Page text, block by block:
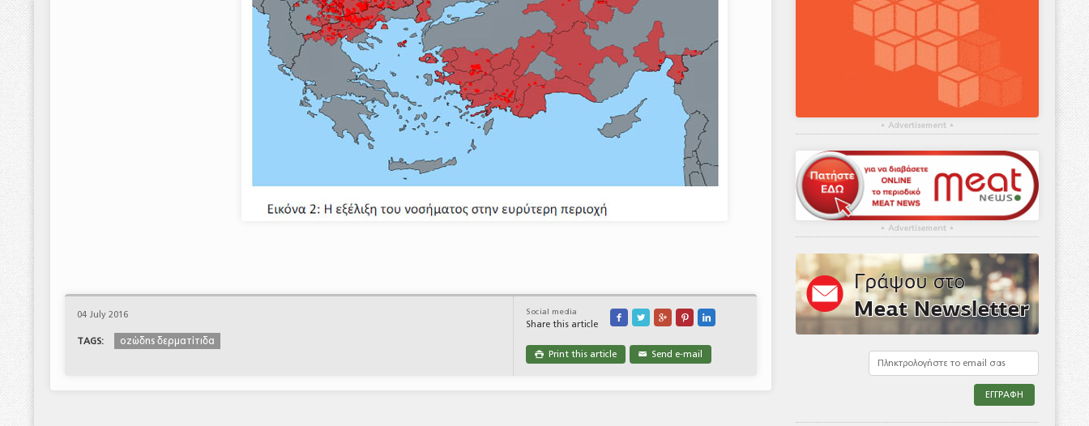
Social media
Share this article
    
 Print this article ✉ Send e-mail
04 July 2016
TAGS: οζώδης δερματίτιδα
▴ Advertisement ▴
▴ Advertisement ▴